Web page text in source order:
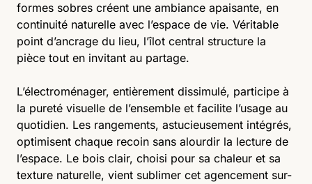
formes sobres créent une ambiance apaisante, en
continuité naturelle avec l’espace de vie. Véritable
point d’ancrage du lieu, l’îlot central structure la
pièce tout en invitant au partage.
L’électroménager, entièrement dissimulé, participe à
la pureté visuelle de l’ensemble et facilite l’usage au
quotidien. Les rangements, astucieusement intégrés,
optimisent chaque recoin sans alourdir la lecture de
l’espace. Le bois clair, choisi pour sa chaleur et sa
texture naturelle, vient sublimer cet agencement sur-